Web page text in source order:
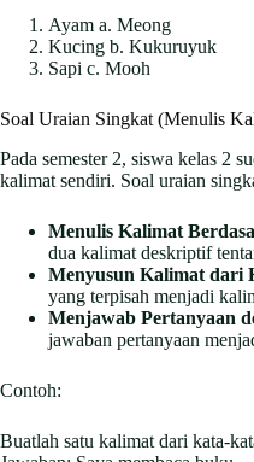
Ayam a. Meong
Kucing b. Kukuruyuk
Sapi c. Mooh
Soal Uraian Singkat (Menulis
Pada semester 2, siswa kelas 2
kalimat sendiri. Soal uraian
Menulis Kalimat
dua kalimat deskriptif
Menyusun Kalimat dari
yang terpisah menjadi
Menjawab Pertanyaan
jawaban pertanyaan
Contoh:
Buatlah satu kalimat dari kata-